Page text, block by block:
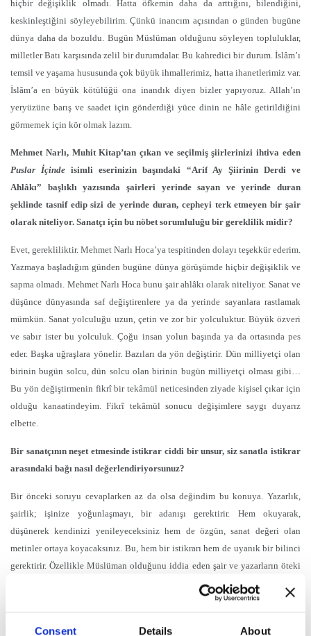
Consent Details About
hiçbir değişiklik olmadı. Hatta öfkemin daha da arttığını, bilendiğini,
keskinleştiğini söyleyebilirim. Çünkü inancım açısından o günden bugüne
dünya daha da bozuldu. Bugün Müslüman olduğunu söyleyen topluluklar,
milletler Batı karşısında zelil bir durumdalar. Bu kahredici bir durum. İslâm’ı
temsil ve yaşama hususunda çok büyük ihmallerimiz, hatta ihanetlerimiz var.
İslâm’a en büyük kötülüğü ona inandık diyen bizler yapıyoruz. Allah’ın
yeryüzüne barış ve saadet için gönderdiği yüce dinin ne hâle getirildiğini
görmemek için kör olmak lazım.
Mehmet Narlı, Muhit Kitap’tan çıkan ve seçilmiş şiirlerinizi ihtiva eden
Puslar İçinde isimli eserinizin başındaki “Arif Ay Şiirinin Derdi ve
Ahlâkı” başlıklı yazısında şairleri yerinde sayan ve yerinde duran
şeklinde tasnif edip sizi de yerinde duran, cepheyi terk etmeyen bir şair
olarak niteliyor. Sanatçı için bu nöbet sorumluluğu bir gereklilik midir?
Evet, gerekliliktir. Mehmet Narlı Hoca’ya tespitinden dolayı teşekkür ederim.
Yazmaya başladığım günden bugüne dünya görüşümde hiçbir değişiklik ve
sapma olmadı. Mehmet Narlı Hoca bunu şair ahlâkı olarak niteliyor. Sanat ve
düşünce dünyasında saf değiştirenlere ya da yerinde sayanlara rastlamak
mümkün. Sanat yolculuğu uzun, çetin ve zor bir yolculuktur. Büyük özveri
ve sabır ister bu yolculuk. Çoğu insan yolun başında ya da ortasında pes
eder. Başka uğraşlara yönelir. Bazıları da yön değiştirir. Dün milliyetçi olan
birinin bugün solcu, dün solcu olan birinin bugün milliyetçi olması gibi…
Bu yön değiştirmenin fikrî bir tekâmül neticesinden ziyade kişisel çıkar için
olduğu kanaatindeyim. Fikrî tekâmül sonucu değişimlere saygı duyarız
elbette.
Bir sanatçının neşet etmesinde istikrar ciddi bir unsur, siz sanatla istikrar
arasındaki bağı nasıl değerlendiriyorsunuz?
Bir önceki soruyu cevaplarken az da olsa değindim bu konuya. Yazarlık,
şairlik; işinize yoğunlaşmayı, bir adanışı gerektirir. Hem okuyarak,
düşünerek kendinizi yenileyeceksiniz hem de özgün, sanat değeri olan
metinler ortaya koyacaksınız. Bu, hem bir istikrarı hem de uyanık bir bilinci
gerektirir. Özellikle Müslüman olduğunu iddia eden şair ve yazarların öteki
şair ve yazarlara göre işleri daha da zor. Öncelikle İslâmî bir hayatın tesisi
için çaba göstermek zorundayız. Biz Bâkî’den de Fuzûlî’den de Şeyh